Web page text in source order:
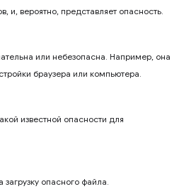
и, вероятно, представляет опасность.
или небезопасна. Например, она
браузера или компьютера.
известной опасности для
загрузку опасного файла.